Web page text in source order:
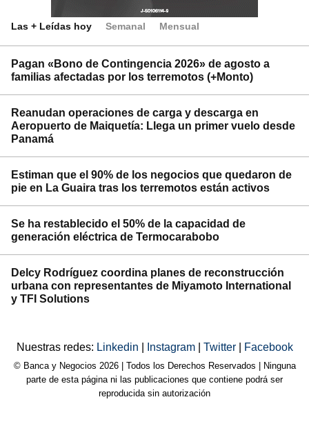
Las + Leídas hoy Semanal Mensual
Pagan «Bono de Contingencia 2026» de agosto a
familias afectadas por los terremotos (+Monto)
Reanudan operaciones de carga y descarga en
Aeropuerto de Maiquetía: Llega un primer vuelo desde
Panamá
Estiman que el 90% de los negocios que quedaron de
pie en La Guaira tras los terremotos están activos
Se ha restablecido el 50% de la capacidad de
generación eléctrica de Termocarabobo
Delcy Rodríguez coordina planes de reconstrucción
urbana con representantes de Miyamoto International
y TFI Solutions
Nuestras redes: Linkedin Instagram Twitter Facebook
© Banca y Negocios 2026 | Todos los Derechos Reservados | Ninguna
parte de esta página ni las publicaciones que contiene podrá ser
reproducida sin autorización